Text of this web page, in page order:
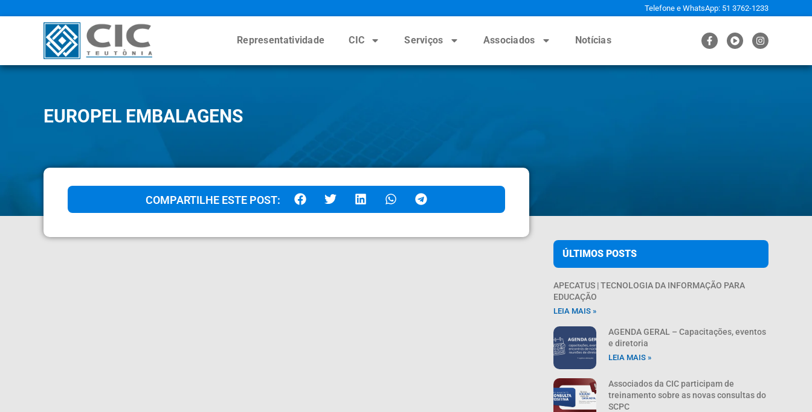
Telefone e WhatsApp: 51 3762-1233
Representatividade CIC Serviços Associados Notícias
EUROPEL EMBALAGENS
COMPARTILHE ESTE POST:
ÚLTIMOS POSTS
APECATUS | TECNOLOGIA DA INFORMAÇÃO PARA
EDUCAÇÃO
LEIA MAIS »
AGENDA GERAL – Capacitações, eventos
e diretoria
LEIA MAIS »
Associados da CIC participam de
treinamento sobre as novas consultas do
SCPC